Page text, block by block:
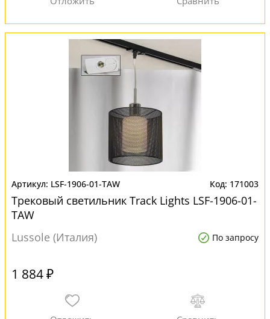
LSF-1906-01-TAW 171003
Трековый светильник Track Lights LSF-1906-01-
TAW
Lussole (Италия)
По запросу
1 884 ₽